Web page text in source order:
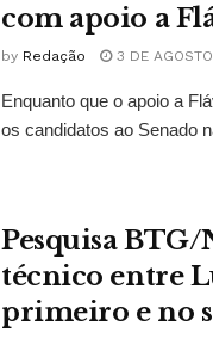
com apoio a
by Redação 3 DE
Enquanto que o apoio a
os candidatos ao Senado
Pesquisa
técnico entre
primeiro e no